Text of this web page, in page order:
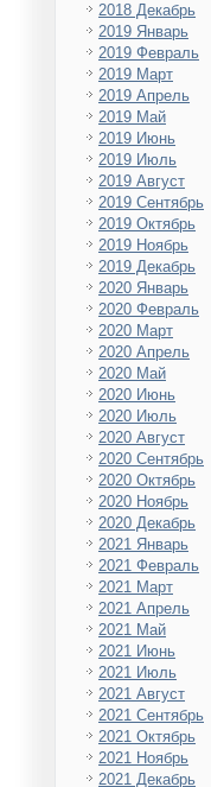
2018 Декабрь
2019 Январь
2019 Февраль
2019 Март
2019 Апрель
2019 Май
2019 Июнь
2019 Июль
2019 Август
2019 Сентябрь
2019 Октябрь
2019 Ноябрь
2019 Декабрь
2020 Январь
2020 Февраль
2020 Март
2020 Апрель
2020 Май
2020 Июнь
2020 Июль
2020 Август
2020 Сентябрь
2020 Октябрь
2020 Ноябрь
2020 Декабрь
2021 Январь
2021 Февраль
2021 Март
2021 Апрель
2021 Май
2021 Июнь
2021 Июль
2021 Август
2021 Сентябрь
2021 Октябрь
2021 Ноябрь
2021 Декабрь